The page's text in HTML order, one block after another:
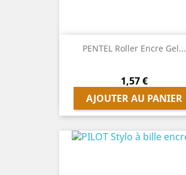
PENTEL Roller Encre Gel...
Prix
1,57 €
AJOUTER AU PANIER